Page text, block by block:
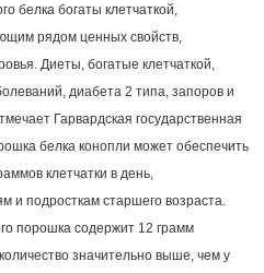
белка богаты клетчаткой,
рядом ценных свойств,
Диеты, богатые клетчаткой,
диабета 2 типа, запоров и
Гарвардская государственная
белка конопли может обеспечить
клетчатки в день,
и подросткам старшего возраста.
порошка содержит 12 грамм
значительно выше, чем у